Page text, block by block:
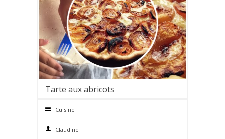
0 comments
Tarte aux abricots
Cuisine
Claudine